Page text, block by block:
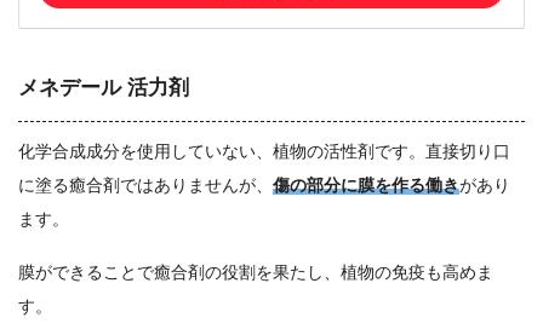
メネデール 活力剤
化学合成成分を使用していない、植物の活性剤です。直接切り口
に塗る癒合剤ではありませんが、 傷の部分に膜を作る働きがあり
ます。
膜ができることで癒合剤の役割を果たし、植物の免疫も高めま
す。